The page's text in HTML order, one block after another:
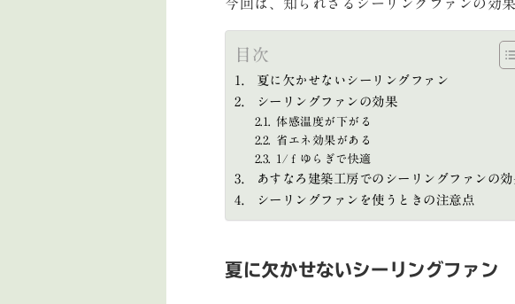
今回は、知られざるシーリングファンの効
目次
夏に欠かせないシーリングファン
シーリングファンの効果
体感温度が下がる
省エネ効果がある
1/ｆゆらぎで快適
あすなろ建築工房でのシーリングファンの効
シーリングファンを使うときの注意点
夏に欠かせないシーリングファン